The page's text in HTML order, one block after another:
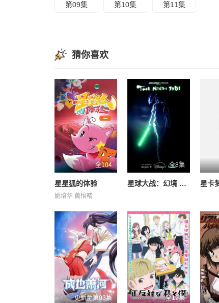
第09集 第10集 第11集
猜你喜欢
全104
星星狐的体验
姚培华 黄怡晴
全8集
星球大战：幻境 — 第九个绝地武士
更新至第03集 全12集